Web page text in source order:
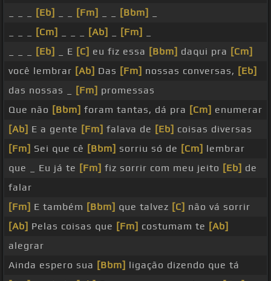
[Eb] [Fm] [Bbm]
[Cm] [Ab] [Fm]
[Eb] _ E [C] eu fiz essa [Bbm] daqui pra [Cm]
você lembrar [Ab] Das [Fm] nossas conversas, [Eb]
das nossas _
[Fm] promessas
Que não [Bbm] foram tantas, dá pra [Cm] enumerar
[Ab] E a gente [Fm] falava de [Eb] coisas diversas
[Fm] Sei que cê [Bbm] sorriu só de [Cm] lembrar
que _ Eu já te [Fm] fiz sorrir com meu jeito [Eb] de
falar
[Fm] E também [Bbm] que talvez [C] não vá sorrir
[Ab] Pelas coisas que [Fm] costumam te [Ab]
alegrar
Ainda espero sua [Bbm] ligação dizendo que tá